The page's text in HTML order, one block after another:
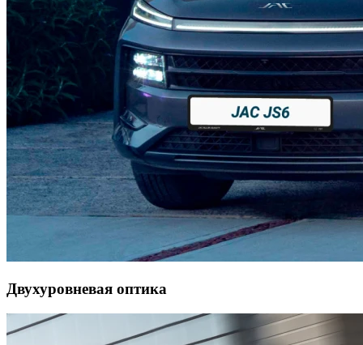
Двухуровневая оптика